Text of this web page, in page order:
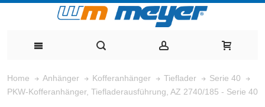
Home Anhänger Kofferanhänger Tieflader
Serie 40
PKW-Kofferanhänger, Tiefladerausführung, AZ 2740/185 - Serie 40